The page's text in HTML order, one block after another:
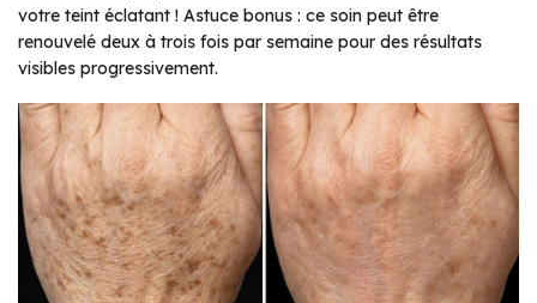
votre teint éclatant ! Astuce bonus : ce soin peut être
renouvelé deux à trois fois par semaine pour des résultats
visibles progressivement.